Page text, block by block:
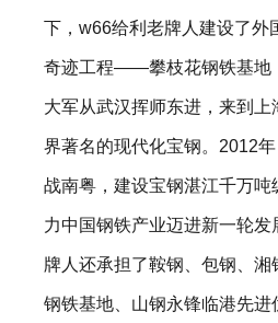
下，w66给利老牌人建设了外
奇迹工程——攀枝花钢铁基地
大军从武汉挥师东进，来到
界著名的现代化宝钢。2012
战南粤，建设宝钢湛江千万吨
力中国钢铁产业迈进新一轮
牌人还承担了鞍钢、包钢、湘
钢铁基地、山钢永锋临港先进